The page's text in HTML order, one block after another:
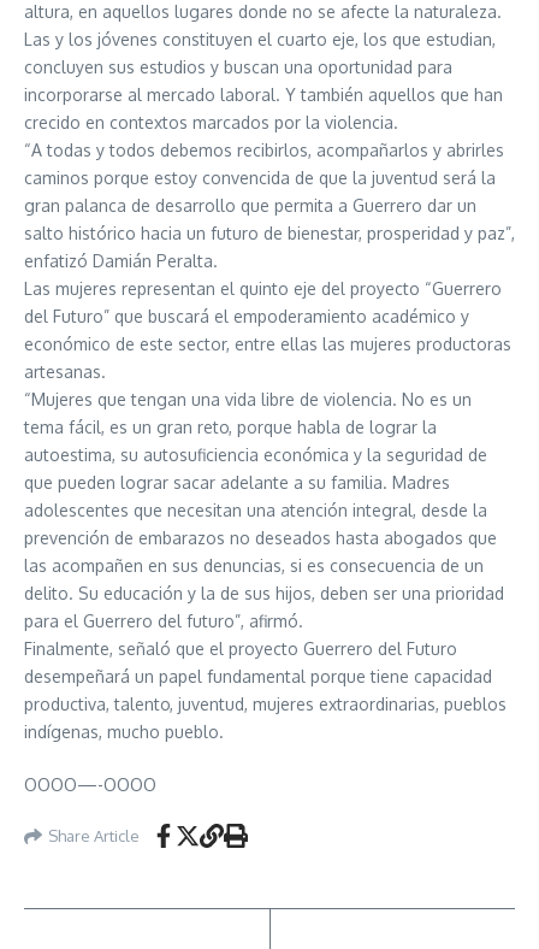
altura, en aquellos lugares donde no se afecte la naturaleza.
Las y los jóvenes constituyen el cuarto eje, los que estudian,
concluyen sus estudios y buscan una oportunidad para
incorporarse al mercado laboral. Y también aquellos que han
crecido en contextos marcados por la violencia.
“A todas y todos debemos recibirlos, acompañarlos y abrirles
caminos porque estoy convencida de que la juventud será la
gran palanca de desarrollo que permita a Guerrero dar un
salto histórico hacia un futuro de bienestar, prosperidad y paz”,
enfatizó Damián Peralta.
Las mujeres representan el quinto eje del proyecto “Guerrero
del Futuro” que buscará el empoderamiento académico y
económico de este sector, entre ellas las mujeres productoras
artesanas.
“Mujeres que tengan una vida libre de violencia. No es un
tema fácil, es un gran reto, porque habla de lograr la
autoestima, su autosuficiencia económica y la seguridad de
que pueden lograr sacar adelante a su familia. Madres
adolescentes que necesitan una atención integral, desde la
prevención de embarazos no deseados hasta abogados que
las acompañen en sus denuncias, si es consecuencia de un
delito. Su educación y la de sus hijos, deben ser una prioridad
para el Guerrero del futuro”, afirmó.
Finalmente, señaló que el proyecto Guerrero del Futuro
desempeñará un papel fundamental porque tiene capacidad
productiva, talento, juventud, mujeres extraordinarias, pueblos
indígenas, mucho pueblo.
OOOO—-OOOO
Share Article